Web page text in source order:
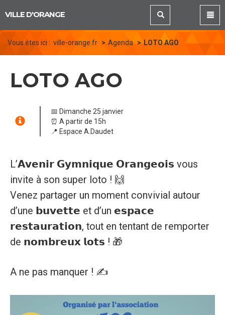
VILLE D'ORANGE
Vous êtes ici : ville-orange.fr Agenda LOTO AGO
LOTO AGO
📅 Dimanche 25 janvier
⏰ A partir de 15h
📍 Espace A.Daudet
L’𝗔𝘃𝗲𝗻𝗶𝗿 𝗚𝘆𝗺𝗻𝗶𝗾𝘂𝗲 𝗢𝗿𝗮𝗻𝗴𝗲𝗼𝗶𝘀 vous
invite à son super loto ! 🙌
Venez partager un moment convivial autour
d’une 𝗯𝘂𝘃𝗲𝘁𝘁𝗲 et d’un 𝗲𝘀𝗽𝗮𝗰𝗲
𝗿𝗲𝘀𝘁𝗮𝘂𝗿𝗮𝘁𝗶𝗼𝗻, tout en tentant de remporter
de 𝗻𝗼𝗺𝗯𝗿𝗲𝘂𝘅 𝗹𝗼𝘁𝘀 ! 🎁
A ne pas manquer ! ✍️